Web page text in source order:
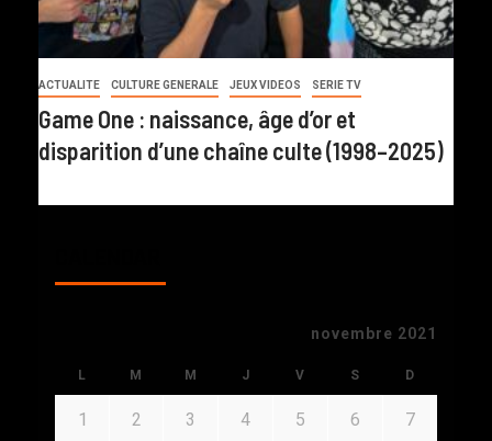
ACTUALITE CULTURE GENERALE JEUX VIDEOS SERIE TV
Game One : naissance, âge d’or et
disparition d’une chaîne culte (1998–2025)
novembre 2021
L M M J V S D
1 2 3 4 5 6 7